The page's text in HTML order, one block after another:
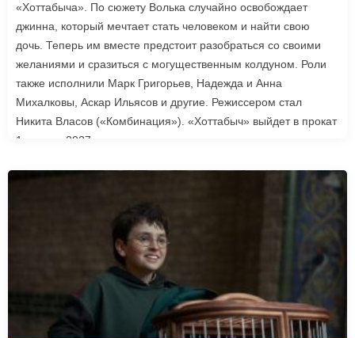
«Хоттабыча». По сюжету Волька случайно освобождает
джинна, который мечтает стать человеком и найти свою
дочь. Теперь им вместе предстоит разобраться со своими
желаниями и сразиться с могущественным колдуном. Роли
также исполнили Марк Григорьев, Надежда и Анна
Михалковы, Аскар Ильясов и другие. Режиссером стал
Никита Власов («Комбинация»). «Хоттабыч» выйдет в прокат
1 января 2027 года.